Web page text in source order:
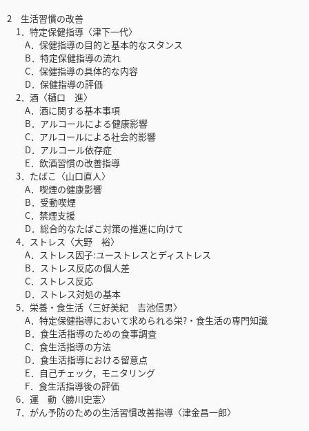
2 生活習慣の改善
1．特定保健指導〈津下一代〉
A．保健指導の目的と基本的なスタンス
B．特定保健指導の流れ
C．保健指導の具体的な内容
D．保健指導の評価
2．酒〈樋口 進〉
A．酒に関する基本事項
B．アルコールによる健康影響
C．アルコールによる社会的影響
D．アルコール依存症
E．飲酒習慣の改善指導
3．たばこ〈山口直人〉
A．喫煙の健康影響
B．受動喫煙
C．禁煙支援
D．総合的なたばこ対策の推進に向けて
4．ストレス〈大野 裕〉
A．ストレス因子:ユーストレスとディストレス
B．ストレス反応の個人差
C．ストレス反応
D．ストレス対処の基本
5．栄養・食生活〈三好美紀 吉池信男〉
A．特定保健指導において求められる栄?・食生活の専門知識
B．食生活指導のための食事調査
C．食生活指導の方法
D．食生活指導における留意点
E．自己チェック，モニタリング
F．食生活指導後の評価
6．運 動〈勝川史憲〉
7．がん予防のための生活習慣改善指導〈津金昌一郎〉